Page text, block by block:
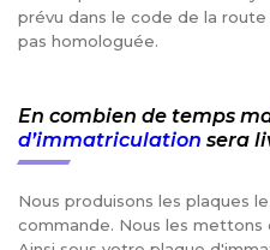
prévu dans le code de la
pas homologuée.
En combien de temps
d’immatriculation sera
Nous produisons les plaques
commande. Nous les